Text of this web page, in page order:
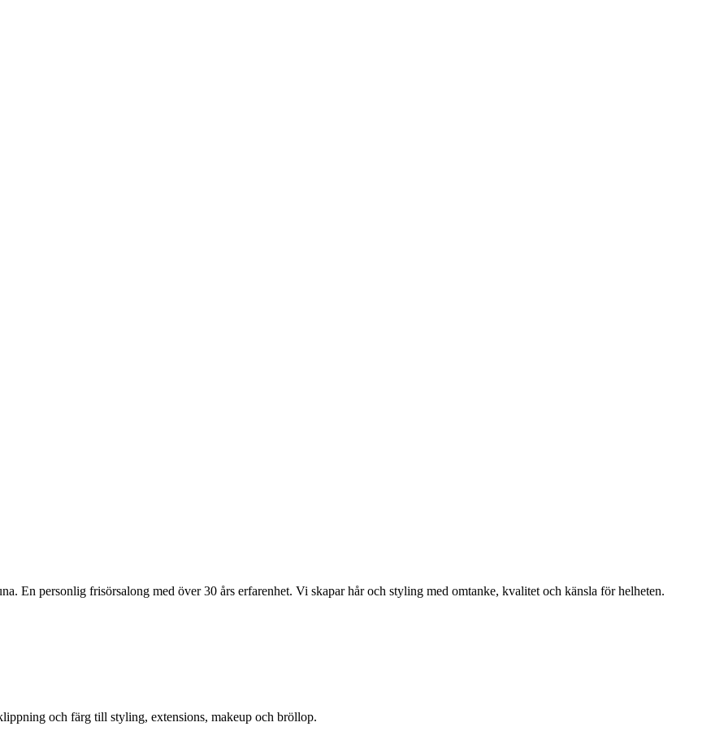
En personlig frisörsalong med över 30 års erfarenhet. Vi skapar hår och styling med omtanke, kvalitet och känsla för helheten.
och färg till styling, extensions, makeup och bröllop.